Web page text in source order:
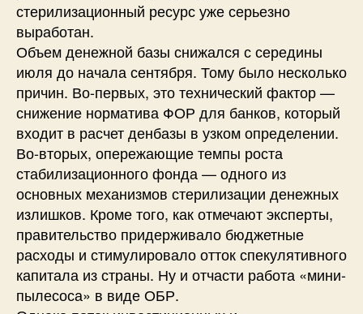
стерилизационный ресурс уже серьезно
выработан.
Объем денежной базы снижался с середины
июля до начала сентября. Тому было несколько
причин. Во-первых, это технический фактор —
снижение норматива ФОР для банков, который
входит в расчет денбазы в узком определении.
Во-вторых, опережающие темпы роста
стабилизационного фонда — одного из
основных механизмов стерилизации денежных
излишков. Кроме того, как отмечают эксперты,
правительство придерживало бюджетные
расходы и стимулировало отток спекулятивного
капитала из страны. Ну и отчасти работа «мини-
пылесоса» в виде ОБР.